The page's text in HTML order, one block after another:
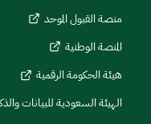
منصة القبول الموحد
المنصة الوطنية
هيئة الحكومة الرقمية
الهيئة السعودية للبيانات